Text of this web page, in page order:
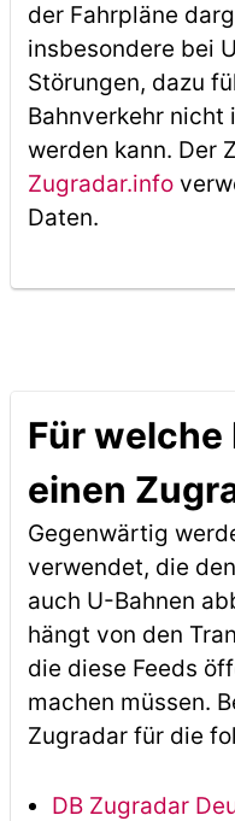
der Fahrpläne
insbesondere bei
Störungen, dazu
Bahnverkehr nicht
werden kann. Der
Zugradar.info
Daten.
Für welche
einen
Gegenwärtig
verwendet, die
auch U-Bahnen
hängt von den
die diese Feeds
machen müssen.
Zugradar für die
DB Zugradar